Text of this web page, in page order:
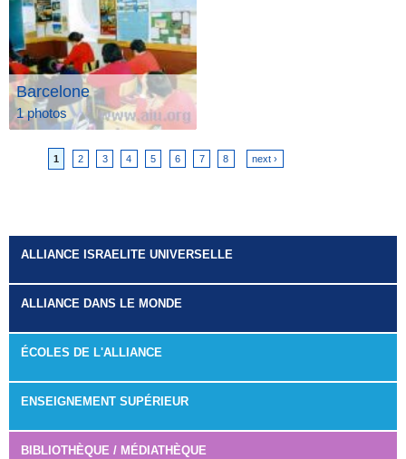
Barcelone
1 photos
1 2 3 4 5 6 7 8 next ›
ALLIANCE ISRAELITE UNIVERSELLE
ALLIANCE DANS LE MONDE
ÉCOLES DE L'ALLIANCE
ENSEIGNEMENT SUPÉRIEUR
BIBLIOTHÈQUE / MÉDIATHÈQUE